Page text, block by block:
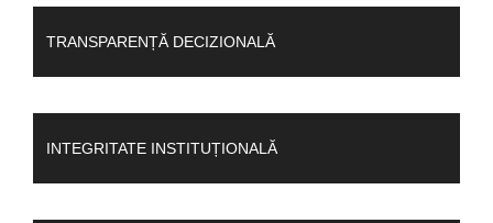
TRANSPARENȚĂ DECIZIONALĂ
INTEGRITATE INSTITUȚIONALĂ